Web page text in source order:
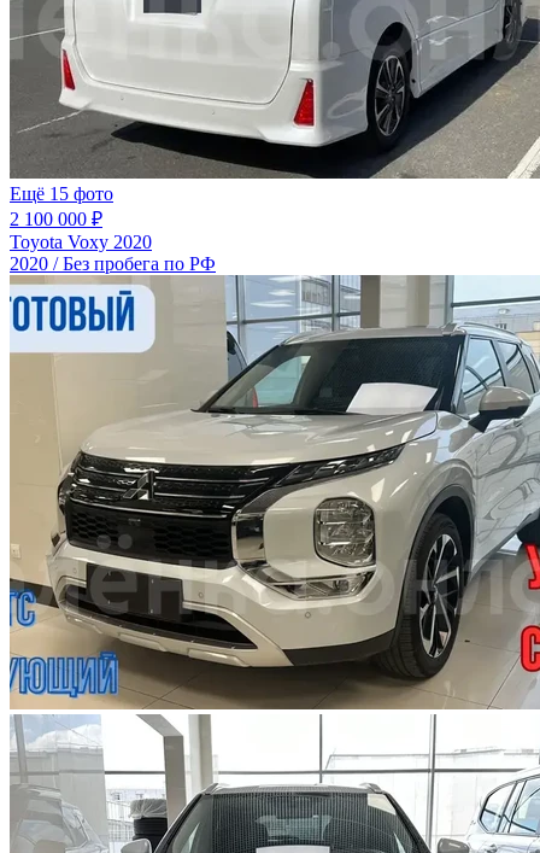
Ещё 15 фото
2 100 000 ₽
Toyota Voxy 2020
2020 / Без пробега по РФ